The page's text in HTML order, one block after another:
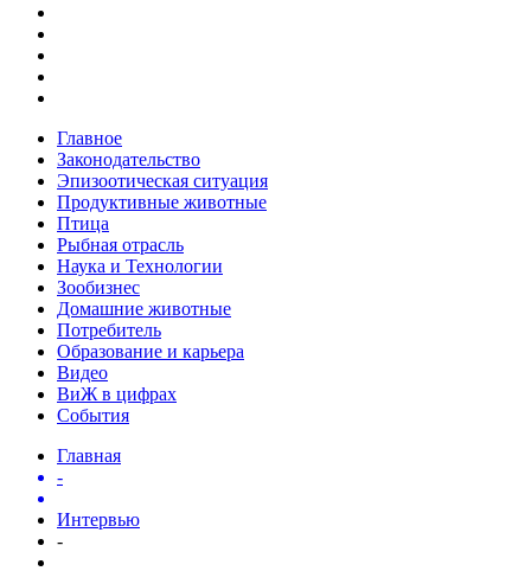
Главное
Законодательство
Эпизоотическая ситуация
Продуктивные животные
Птица
Рыбная отрасль
Наука и Технологии
Зообизнес
Домашние животные
Потребитель
Образование и карьера
Видео
ВиЖ в цифрах
События
Главная
-
Интервью
-